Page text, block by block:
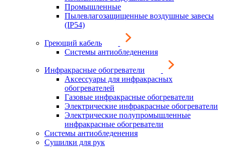
Промышленные
Пылевлагозащищенные воздушные завесы
(IP54)
Греющий кабель
Системы антиобледенения
Инфракрасные обогреватели
Аксессуары для инфракрасных
обогревателей
Газовые инфракрасные обогреватели
Электрические инфракрасные обогреватели
Электрические полупромышленные
инфракрасные обогреватели
Системы антиобледенения
Сушилки для рук